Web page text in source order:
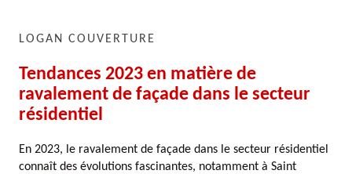
LOGAN COUVERTURE
Tendances 2023 en matière de
ravalement de façade dans le secteur
résidentiel
En 2023, le ravalement de façade dans le secteur résidentiel
connaît des évolutions fascinantes, notamment à Saint